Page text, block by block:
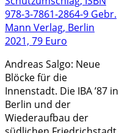
Andreas Salgo: Neue
Blöcke für die
Innenstadt. Die IBA ’87 in
Berlin und der
Wiederaufbau der